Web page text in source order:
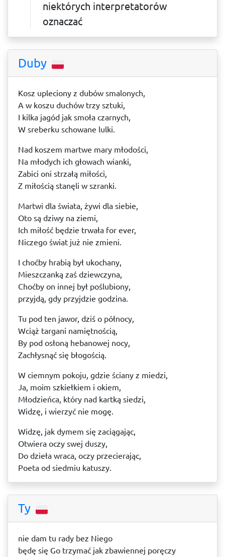
niektórych interpretatorów
oznaczać
Duby
Kosz upleciony z dubów smalonych,
A w koszu duchów trzy sztuki,
I kilka jagód jak smoła czarnych,
W sreberku schowane lulki.
Nad koszem martwe mary młodości,
Na młodych ich głowach wianki,
Zabici oni strzałą miłości,
Z miłością stanęli w szranki.
Martwi dla świata, żywi dla siebie,
Oto są dziwy na ziemi,
Ich miłość będzie trwała for ever,
Niczego świat już nie zmieni.
I choćby hrabią był ukochany,
Mieszczanką zaś dziewczyna,
Choćby on innej był poślubiony,
przyjdą, gdy przyjdzie godzina.
Tu pod ten jawor, dziś o północy,
Wciąż targani namiętnością,
By pod osłoną hebanowej nocy,
Zachłysnąć się błogością.
W ciemnym pokoju, gdzie ściany z miedzi,
Ja, moim szkiełkiem i okiem,
Młodzieńca, który nad kartką siedzi,
Widzę, i wierzyć nie mogę.
Widzę, jak dymem się zaciągając,
Otwiera oczy swej duszy,
Do dzieła wraca, oczy przecierając,
Poeta od siedmiu katuszy.
Ty
nie dam tu rady bez Niego
będę się Go trzymać jak zbawiennej poręczy